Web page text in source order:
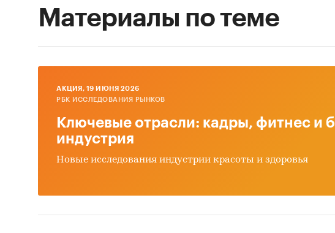
Материалы по теме
AКЦИЯ, 19 ИЮНЯ 2026
РБК ИССЛЕДОВАНИЯ РЫНКОВ
Ключевые отрасли: кадры, фитнес и
индустрия
Новые исследования индустрии красоты и здоровья